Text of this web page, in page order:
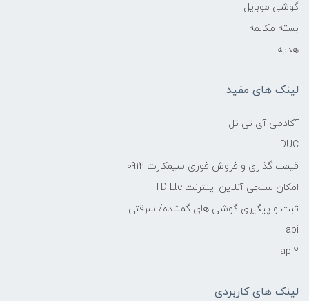
گوشی موبایل
بسته مکالمه
هدیه
لینک های مفید
آکادمی آی تی تل
DUC
قیمت گذاری و فروش فوری سیمکارت 0912
امکان سنجی آنلاین اینترنت TD-Lte
ثبت و پیگیری گوشی های گمشده/ سرقتی
api
api2
لینک های کاربردی